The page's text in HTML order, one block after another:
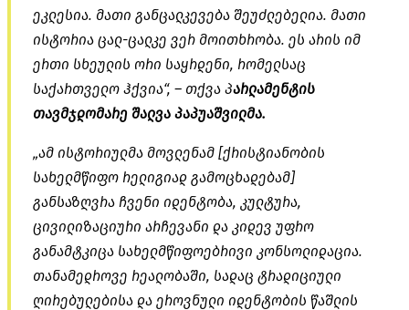
ეკლესია. მათი განცალკევება შეუძლებელია. მათი
ისტორია ცალ-ცალკე ვერ მოითხრობა. ეს არის იმ
ერთი სხეულის ორი საყრდენი, რომელსაც
საქართველო ჰქვია“, – თქვა პარლამენტის
თავმჯდომარე შალვა პაპუაშვილმა.
„ამ ისტორიულმა მოვლენამ [ქრისტიანობის
სახელმწიფო რელიგიად გამოცხადებამ]
განსაზღვრა ჩვენი იდენტობა, კულტურა,
ცივილიზაციური არჩევანი და კიდევ უფრო
განამტკიცა სახელმწიფოებრივი კონსოლიდაცია.
თანამედროვე რეალობაში, სადაც ტრადიციული
ღირებულებისა და ეროვნული იდენტობის წაშლის